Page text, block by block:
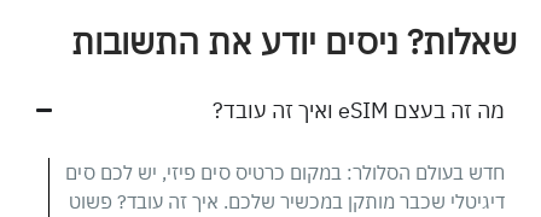
שאלות? ניסים יודע את התשובות
מה זה בעצם eSIM ואיך זה עובד?
חדש בעולם הסלולר: במקום כרטיס סים פיזי, יש לכם סים
דיגיטלי שכבר מותקן במכשיר שלכם. איך זה עובד? פשוט